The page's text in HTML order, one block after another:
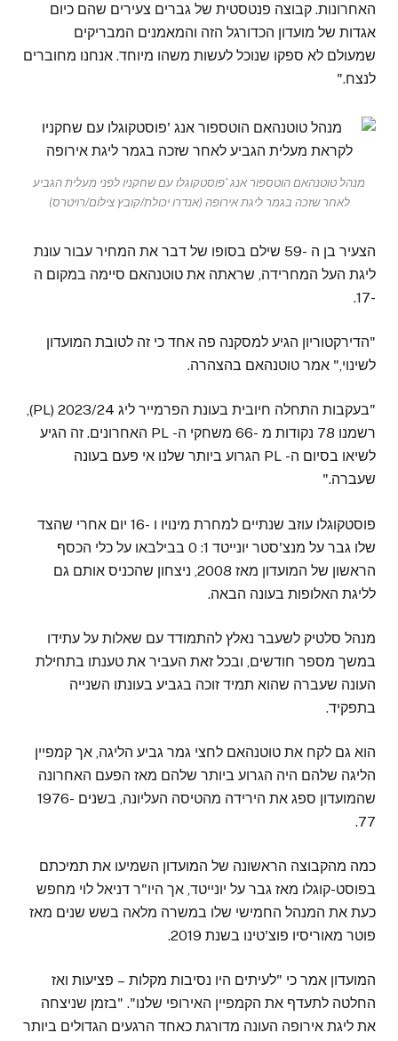
האחרונות. קבוצה פנטסטית של גברים צעירים שהם כיום
אגדות של מועדון הכדורגל הזה והמאמנים המבריקים
שמעולם לא ספקו שנוכל לעשות משהו מיוחד. אנחנו מחוברים
לנצח."
מנהל טוטנהאם הוטספור אנג 'פוסטקוגלו עם שחקניו לפני מעלית הגביע
לאחר שזכה בגמר ליגת אירופה (אנדרו יכולת/קובץ צילום/רויטרס)
הצעיר בן ה -59 שילם בסופו של דבר את המחיר עבור עונת
ליגת העל המחרידה, שראתה את טוטנהאם סיימה במקום ה
-17.
"הדירקטוריון הגיע למסקנה פה אחד כי זה לטובת המועדון
לשינוי," אמר טוטנהאם בהצהרה.
"בעקבות התחלה חיובית בעונת הפרמייר ליג 2023/24 (PL),
רשמנו 78 נקודות מ -66 משחקי ה- PL האחרונים. זה הגיע
לשיאו בסיום ה- PL הגרוע ביותר שלנו אי פעם בעונה
שעברה."
פוסטקוגלו עוזב שנתיים למחרת מינויו ו -16 יום אחרי שהצד
שלו גבר על מנצ'סטר יונייטד 1: 0 בבילבאו על כלי הכסף
הראשון של המועדון מאז 2008, ניצחון שהכניס אותם גם
לליגת האלופות בעונה הבאה.
מנהל סלטיק לשעבר נאלץ להתמודד עם שאלות על עתידו
במשך מספר חודשים, ובכל זאת העביר את טענתו בתחילת
העונה שעברה שהוא תמיד זוכה בגביע בעונתו השנייה
בתפקיד.
הוא גם לקח את טוטנהאם לחצי גמר גביע הליגה, אך קמפיין
הליגה שלהם היה הגרוע ביותר שלהם מאז הפעם האחרונה
שהמועדון ספג את הירידה מהטיסה העליונה, בשנים 1976-
77.
כמה מהקבוצה הראשונה של המועדון השמיעו את תמיכתם
בפוסט-קוגלו מאז גבר על יונייטד, אך היו"ר דניאל לוי מחפש
כעת את המנהל החמישי שלו במשרה מלאה בשש שנים מאז
פוטר מאוריסיו פוצ'טינו בשנת 2019.
המועדון אמר כי "לעיתים היו נסיבות מקלות – פציעות ואז
החלטה לתעדף את הקמפיין האירופי שלנו". "בזמן שניצחה
את ליגת אירופה העונה מדורגת כאחד הרגעים הגדולים ביותר